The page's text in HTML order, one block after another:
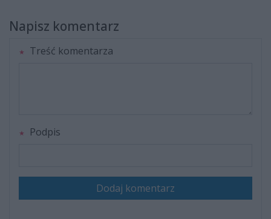
Napisz komentarz
Treść komentarza
Podpis
Dodaj komentarz